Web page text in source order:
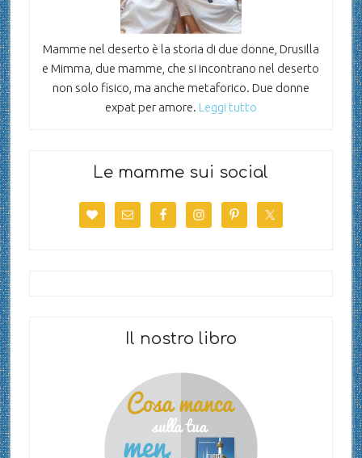
Mamme nel deserto è la storia di due donne, Drusilla
e Mimma, due mamme, che si incontrano nel deserto
non solo fisico, ma anche metaforico. Due donne
expat per amore. Leggi tutto
Le mamme sui social
Il nostro libro